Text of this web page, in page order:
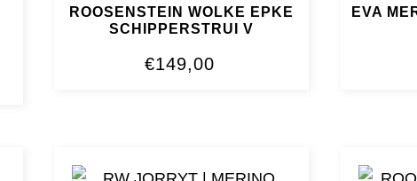
ROOSENSTEIN WOLKE EPKE
SCHIPPERSTRUI V
€149,00
EVA